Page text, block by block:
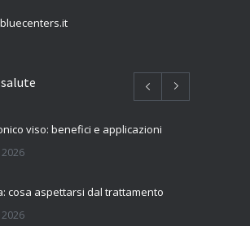
viso: benefici e applicazioni
cosa aspettarsi dal trattamento
2026